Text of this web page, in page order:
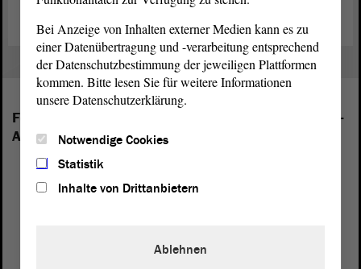
Folgende Fraktionen sind im Landtag von Sachsen-
Anhalt vertreten:
Bei Anzeige von Inhalten externer Medien kann es zu
einer Datenübertragung und -verarbeitung entsprechend
der Datenschutzbestimmung der jeweiligen Plattformen
kommen. Bitte lesen Sie für weitere Informationen
unsere Datenschutzerklärung.
Notwendige Cookies
Statistik
Inhalte von Drittanbietern
Ablehnen